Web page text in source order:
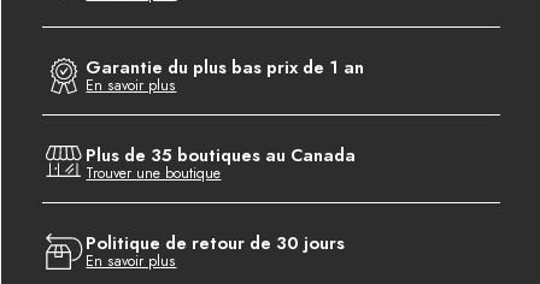
Garantie du plus bas prix de 1 an
En savoir plus
Plus de 35 boutiques au Canada
Trouver une boutique
Politique de retour de 30 jours
En savoir plus